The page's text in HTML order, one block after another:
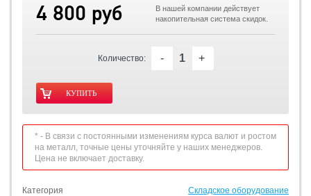
4 800 руб
В нашей компании действует
накопительная система скидок.
Количество: - +
* - В связи с постоянными изменениям курса валют и ростом
на металл, точные цены уточняйте у наших менеджеров.
Цена не включает доставку.
Категория Складское оборудование